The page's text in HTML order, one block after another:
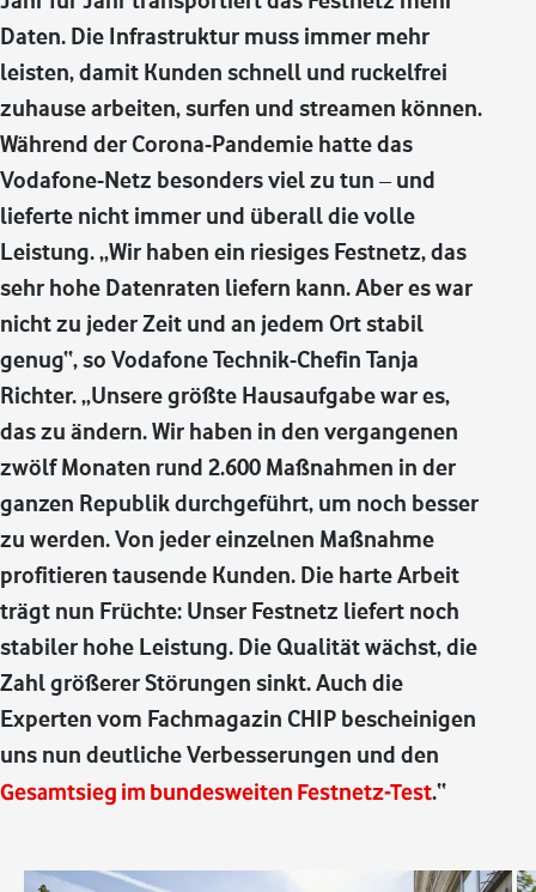
Daten. Die Infrastruktur muss immer mehr
leisten, damit Kunden schnell und ruckelfrei
zuhause arbeiten, surfen und streamen können.
Während der Corona-Pandemie hatte das
Vodafone-Netz besonders viel zu tun – und
lieferte nicht immer und überall die volle
Leistung. „Wir haben ein riesiges Festnetz, das
sehr hohe Datenraten liefern kann. Aber es war
nicht zu jeder Zeit und an jedem Ort stabil
genug“, so Vodafone Technik-Chefin Tanja
Richter. „Unsere größte Hausaufgabe war es,
das zu ändern. Wir haben in den vergangenen
zwölf Monaten rund 2.600 Maßnahmen in der
ganzen Republik durchgeführt, um noch besser
zu werden. Von jeder einzelnen Maßnahme
profitieren tausende Kunden. Die harte Arbeit
trägt nun Früchte: Unser Festnetz liefert noch
stabiler hohe Leistung. Die Qualität wächst, die
Zahl größerer Störungen sinkt. Auch die
Experten vom Fachmagazin CHIP bescheinigen
uns nun deutliche Verbesserungen und den
Gesamtsieg im bundesweiten Festnetz-Test.“